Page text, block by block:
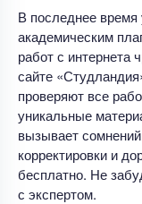
В последнее время
академическим
работ с интернета
сайте
проверяют все
уникальные
вызывает
корректировки и
бесплатно. Не
с экспертом.